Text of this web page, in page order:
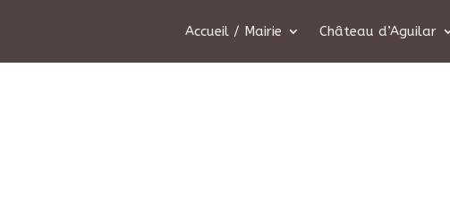
Accueil / Mairie Château d’Aguilar